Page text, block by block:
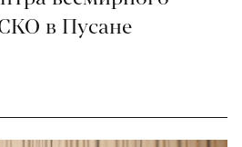
в Пусане